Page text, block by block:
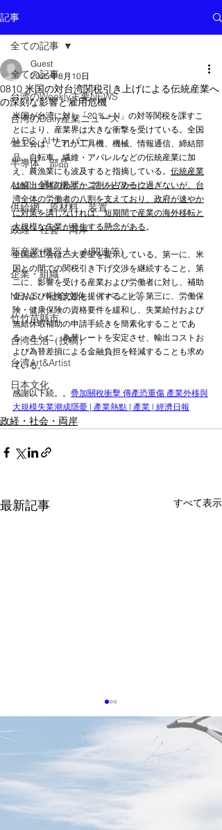
記事
全ての記事
台湾のWeekly主要NEWS
台湾のDaily産業ニュース
AI DC, AIサーバー
半導体 部品
AIoT・通信機器・ネットワーク
供給網 原材料 装置
政経・社会・両岸
新産業(機器人、AI関連等)
企業・組織
NEWS・社会文化・イベント等
竹竹苗縣市
台湾生活（投稿）
台湾Art&Artist
日本文化
全ての記事
0810 米国の対台湾関税引き上げによる伝統産業へ
の深刻な影響と雇用危機
Guest
2025年8月10日
米国が台湾に対し「20％＋N」の対等関税を課すこ
とにより、産業界は大きな衝撃を受けている。全国
総工会は、これが工具機、機械、情報通信、締結部
品、自転車、繊維・アパレルなどの伝統産業に加
え、農漁業にも波及すると指摘している。 伝統産業
は輸出全体のわずか二割を占めるに過ぎないが、台
湾全体の労働者の八割を支えており、政府が速やか
に対策を講じなければ、短期間で産業の海外移転と
大規模な失業が発生する懸念がある。
全国総工会は三大要望を提示している。第一に、米
国との間での関税引き下げ交渉を継続すること。第
二に、影響を受ける産業および労働者に対し、補助
金および転換支援を提供すること。第三に、労働保
険・健康保険の資格要件を緩和し、失業給付および
無給休暇補助の申請手続きを簡素化することであ
る。さらに、為替レートを安定させ、輸出コストお
よび為替差損による金融負担を軽減することも求め
ている。
感謝以下続。。 疊加關稅衝擊 傳產恐重傷 產業外移與
大規模失業潮成隱憂 | 產業熱點 | 產業 | 經濟日報
政経・社会・両岸
最新記事 すべて表示
AI関連と外資買いが主導
台湾株式市場は昨日（6
日）、高く始まった後に上下
動しながらも上昇して引け、
終値で再び歴史的な新記録を
更新した。外国人投資家は連
風